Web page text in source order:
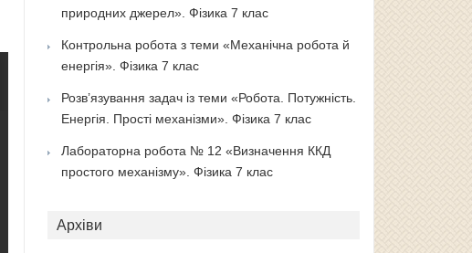
природних джерел». Фізика 7 клас
Контрольна робота з теми «Механічна робота й
енергія». Фізика 7 клас
Розв’язування задач із теми «Робота. Потужність.
Енергія. Прості механізми». Фізика 7 клас
Лабораторна робота № 12 «Визначення ККД
простого механізму». Фізика 7 клас
Архіви